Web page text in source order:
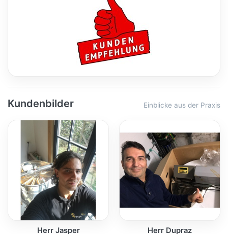
Kundenbilder Einblicke aus der Praxis
Herr Jasper Herr Dupraz